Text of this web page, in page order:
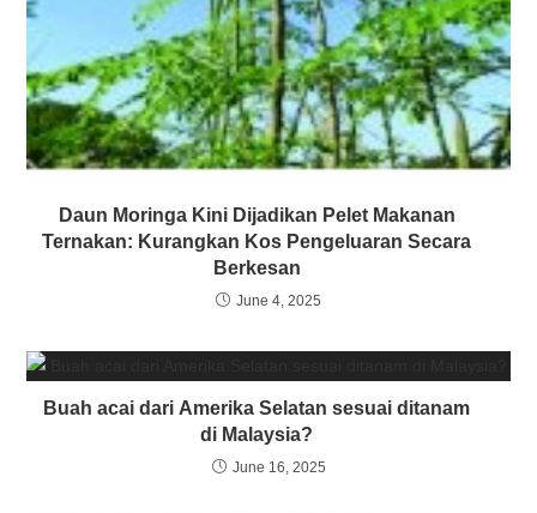
Daun Moringa Kini Dijadikan Pelet Makanan
Ternakan: Kurangkan Kos Pengeluaran Secara
Berkesan
June 4, 2025
Buah acai dari Amerika Selatan sesuai ditanam
di Malaysia?
June 16, 2025